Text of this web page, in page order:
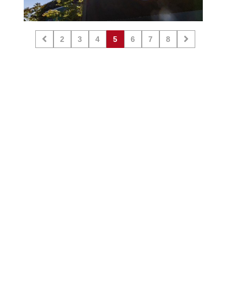
2 3 4 5 6 7 8